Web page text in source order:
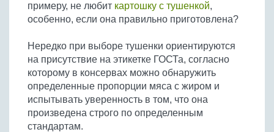
примеру, не любит картошку с тушенкой,
особенно, если она правильно приготовлена?
Нередко при выборе тушенки ориентируются
на присутствие на этикетке ГОСТа, согласно
которому в консервах можно обнаружить
определенные пропорции мяса с жиром и
испытывать уверенность в том, что она
произведена строго по определенным
стандартам.